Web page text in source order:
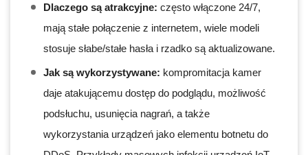
Dlaczego są atrakcyjne: często włączone 24/7,
mają stałe połączenie z internetem, wiele modeli
stosuje słabe/stałe hasła i rzadko są aktualizowane.
Jak są wykorzystywane: kompromitacja kamer
daje atakującemu dostęp do podglądu, możliwość
podsłuchu, usunięcia nagrań, a także
wykorzystania urządzeń jako elementu botnetu do